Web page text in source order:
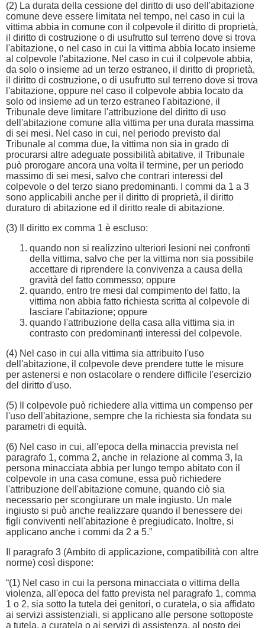
(2) La durata della cessione del diritto di uso dell'abitazione
comune deve essere limitata nel tempo, nel caso in cui la
vittima abbia in comune con il colpevole il diritto di proprietà,
il diritto di costruzione o di usufrutto sul terreno dove si trova
l'abitazione, o nel caso in cui la vittima abbia locato insieme
al colpevole l'abitazione. Nel caso in cui il colpevole abbia,
da solo o insieme ad un terzo estraneo, il diritto di proprietà,
il diritto di costruzione, o di usufrutto sul terreno dove si trova
l'abitazione, oppure nel caso il colpevole abbia locato da
solo od insieme ad un terzo estraneo l'abitazione, il
Tribunale deve limitare l'attribuzione del diritto di uso
dell'abitazione comune alla vittima per una durata massima
di sei mesi. Nel caso in cui, nel periodo previsto dal
Tribunale al comma due, la vittima non sia in grado di
procurarsi altre adeguate possibilità abitative, il Tribunale
può prorogare ancora una volta il termine, per un periodo
massimo di sei mesi, salvo che contrari interessi del
colpevole o del terzo siano predominanti. I commi da 1 a 3
sono applicabili anche per il diritto di proprietà, il diritto
duraturo di abitazione ed il diritto reale di abitazione.
(3) Il diritto ex comma 1 è escluso:
quando non si realizzino ulteriori lesioni nei confronti
della vittima, salvo che per la vittima non sia possibile
accettare di riprendere la convivenza a causa della
gravità del fatto commesso; oppure
quando, entro tre mesi dal compimento del fatto, la
vittima non abbia fatto richiesta scritta al colpevole di
lasciare l'abitazione; oppure
quando l'attribuzione della casa alla vittima sia in
contrasto con predominanti interessi del colpevole.
(4) Nel caso in cui alla vittima sia attribuito l'uso
dell'abitazione, il colpevole deve prendere tutte le misure
per astenersi e non ostacolare o rendere difficile l'esercizio
del diritto d'uso.
(5) Il colpevole può richiedere alla vittima un compenso per
l'uso dell'abitazione, sempre che la richiesta sia fondata su
parametri di equità.
(6) Nel caso in cui, all'epoca della minaccia prevista nel
paragrafo 1, comma 2, anche in relazione al comma 3, la
persona minacciata abbia per lungo tempo abitato con il
colpevole in una casa comune, essa può richiedere
l'attribuzione dell'abitazione comune, quando ciò sia
necessario per scongiurare un male ingiusto. Un male
ingiusto si può anche realizzare quando il benessere dei
figli conviventi nell'abitazione è pregiudicato. Inoltre, si
applicano anche i commi da 2 a 5.”
Il paragrafo 3 (Ambito di applicazione, compatibilità con altre
norme) così dispone:
“(1) Nel caso in cui la persona minacciata o vittima della
violenza, all'epoca del fatto prevista nel paragrafo 1, comma
1 o 2, sia sotto la tutela dei genitori, o curatela, o sia affidato
ai servizi assistenziali, si applicano alle persone sottoposte
a tutela, a curatela o ai servizi di assistenza, al posto dei